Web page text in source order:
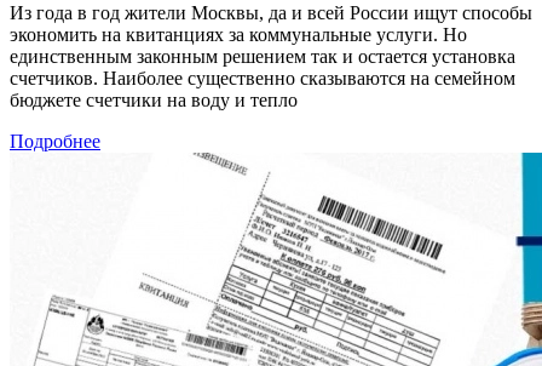
Из года в год жители Москвы, да и всей России ищут способы
экономить на квитанциях за коммунальные услуги. Но
единственным законным решением так и остается установка
счетчиков. Наиболее существенно сказываются на семейном
бюджете счетчики на воду и тепло
Подробнее